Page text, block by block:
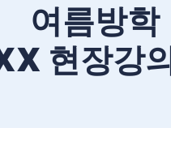
여름방학
현장강